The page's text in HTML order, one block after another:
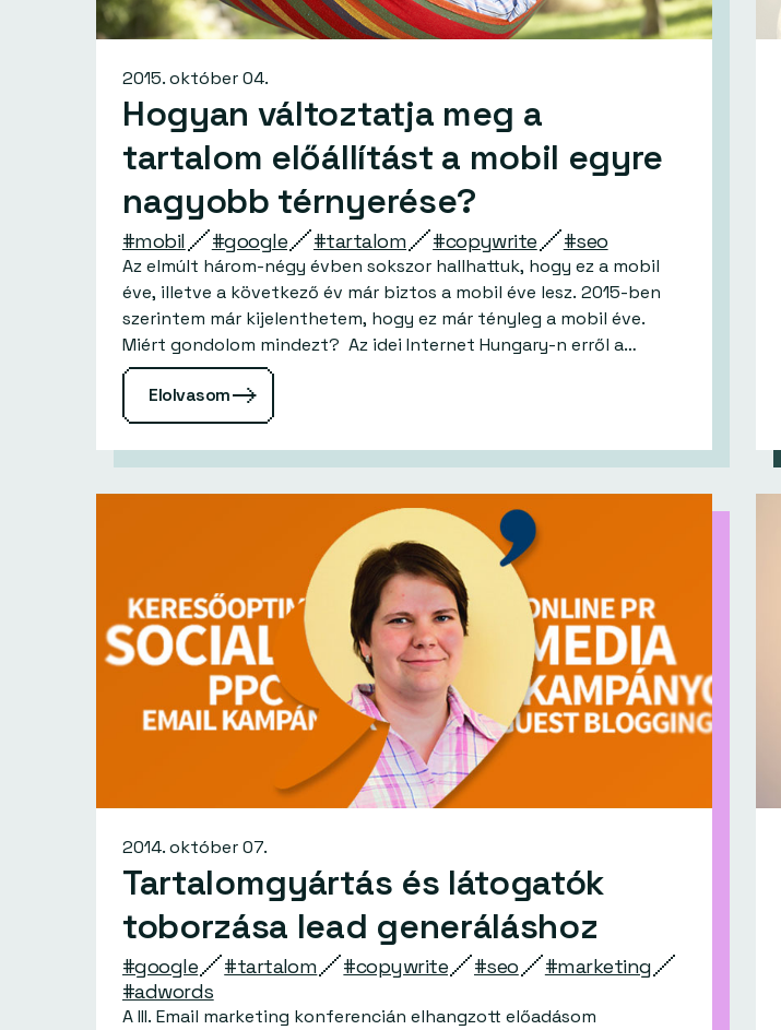
2015. október 04.
Hogyan változtatja meg a
tartalom előállítást a mobil egyre
nagyobb térnyerése?
#mobil #google #tartalom #copywrite #seo
Az elmúlt három-négy évben sokszor hallhattuk, hogy ez a mobil
éve, illetve a következő év már biztos a mobil éve lesz. 2015-ben
szerintem már kijelenthetem, hogy ez már tényleg a mobil éve.
Miért gondolom mindezt? Az idei Internet Hungary-n erről a…
Elolvasom
2014. október 07.
Tartalomgyártás és látogatók
toborzása lead generáláshoz
#google #tartalom #copywrite #seo
#marketing
#adwords
A III. Email marketing konferencián elhangzott előadásom